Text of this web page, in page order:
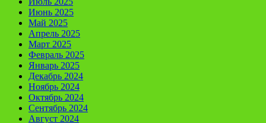
Июнь 2025
Май 2025
Апрель 2025
Март 2025
Февраль 2025
Январь 2025
Декабрь 2024
Ноябрь 2024
Октябрь 2024
Сентябрь 2024
Август 2024